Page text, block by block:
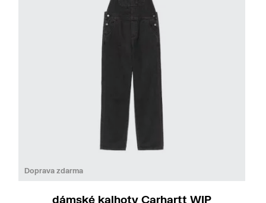
Doprava zdarma
dámské kalhoty Carhartt WIP